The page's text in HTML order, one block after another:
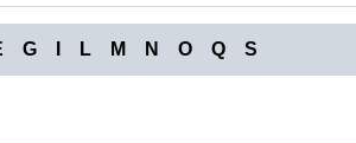
G L M N O Q S